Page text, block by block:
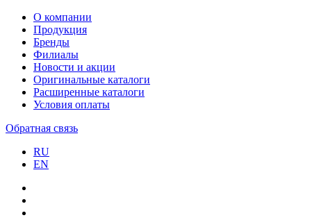
О компании
Продукция
Бренды
Филиалы
Новости и акции
Оригинальные каталоги
Расширенные каталоги
Условия оплаты
Обратная связь
RU
EN